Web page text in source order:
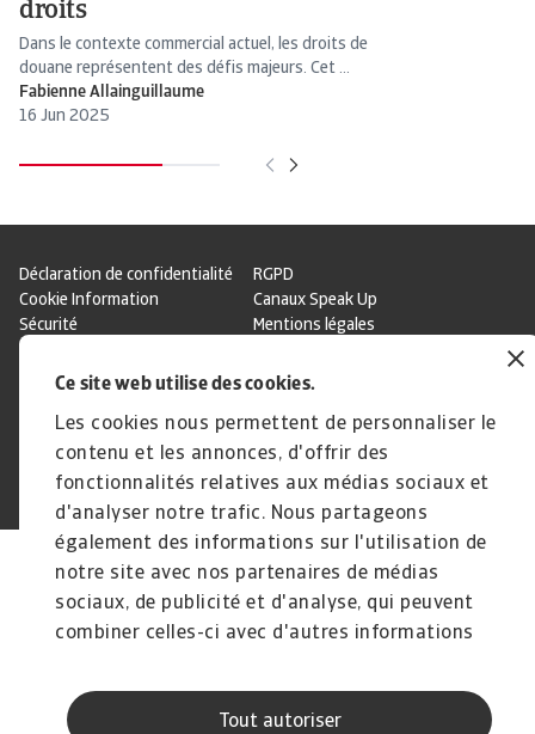
Ce site web utilise des cookies.
Les cookies nous permettent de personnaliser le
contenu et les annonces, d'offrir des
fonctionnalités relatives aux médias sociaux et
d'analyser notre trafic. Nous partageons
également des informations sur l'utilisation de
notre site avec nos partenaires de médias
sociaux, de publicité et d'analyse, qui peuvent
combiner celles-ci avec d'autres informations
collectées lors de votre utilisation de leurs
services.
Tout autoriser
droits
Dans le contexte commercial actuel, les droits de
douane représentent des défis majeurs. Cet ...
Fabienne Allainguillaume
16 Jun 2025
Déclaration de confidentialité
RGPD
Cookie Information
Canaux Speak Up
Sécurité
Mentions légales
Disclaimer
© Atradius N.V. 2004 - 2026 A company of